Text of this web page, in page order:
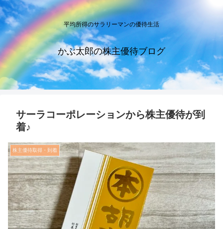
平均所得のサラリーマンの優待生活
かぶ太郎の株主優待ブログ
サーラコーポレーションから株主優待が到
着♪
株主優待取得・到着